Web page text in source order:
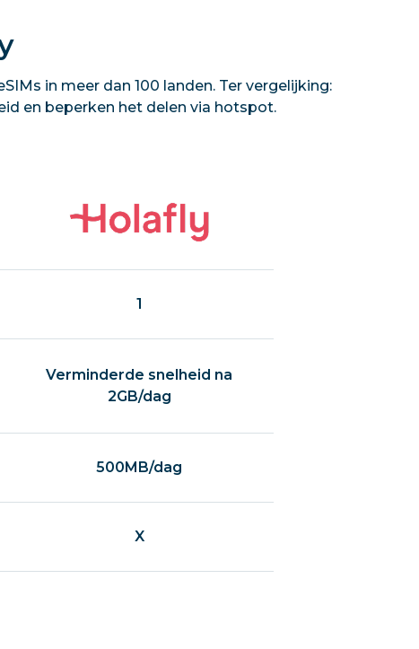
in meer dan 100 landen. Ter vergelijking:
en beperken het delen via hotspot.
1
Verminderde snelheid na
2GB/dag
500MB/dag
X